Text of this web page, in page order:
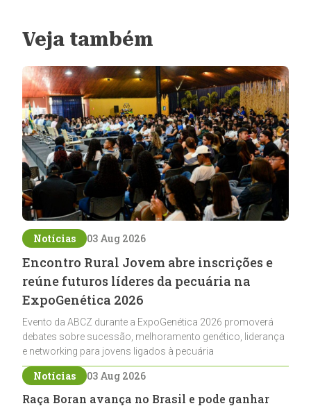
Veja também
Notícias 03 Aug 2026
Encontro Rural Jovem abre inscrições e
reúne futuros líderes da pecuária na
ExpoGenética 2026
Evento da ABCZ durante a ExpoGenética 2026 promoverá
debates sobre sucessão, melhoramento genético, liderança
e networking para jovens ligados à pecuária
Notícias 03 Aug 2026
Raça Boran avança no Brasil e pode ganhar